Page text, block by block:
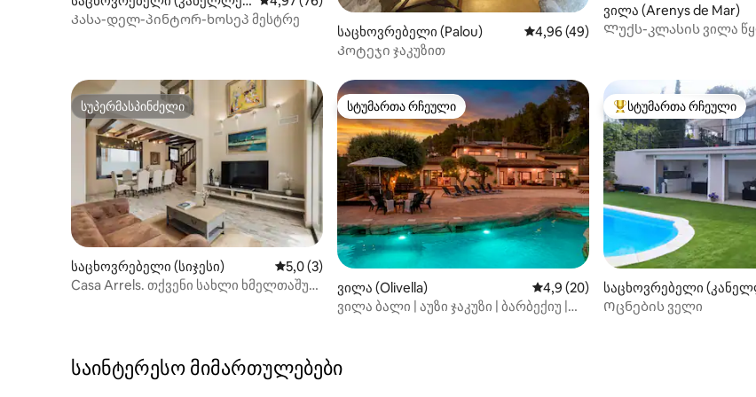
ი)
Კასა-დელ-პინტორ-ხოსეპ მესტრე
საცხოვრებელი (Palou) საშუალო შეფასებაა 5‑დან 4,96, 49
4,96 (49)
Კოტეჯი ჯაკუზით
ვილა (Arenys de Mar)
Ლუქს-კლასის ვილა
სუპერმასპინძელი
სუპერმასპინძელი
საცხოვრებელი (სიჯესი) საშუალო შეფასებაა 5‑დან 5,0, 3 მიმოხილვა
5,0 (3)
Casa Arrels. თქვენი სახლი ხმელთაშუა
სტუმართა რჩეული
სტუმართა რჩეული
ვილა (Olivella) საშუალო შეფასებაა 5‑დან 4,9, 20
4,9 (20)
ვილა ბალი | აუზი ჯაკუზი | ბარბექიუ |
სტუმართა რჩეული
სტუმართა რჩეული
საცხოვრებელი
ი)
Ოცნების ველი
საინტერესო მიმართულებები